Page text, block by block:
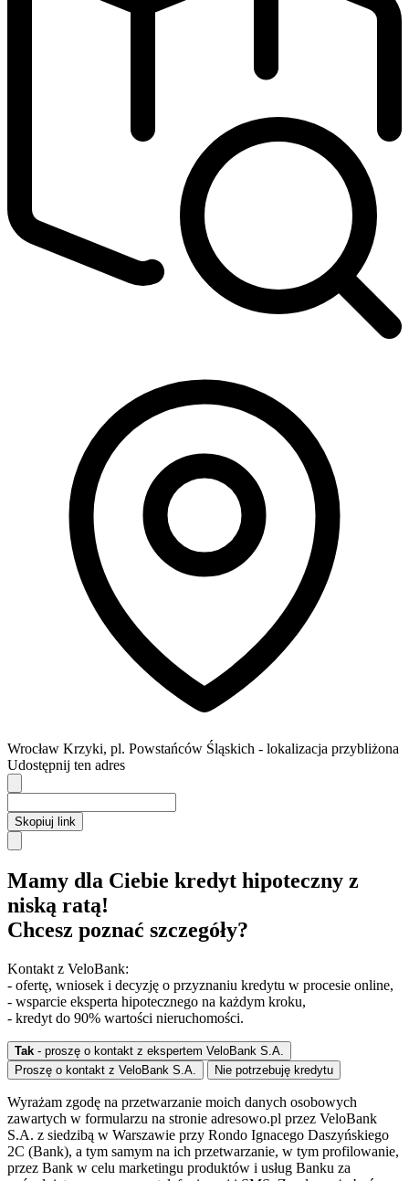
Wrocław Krzyki, pl. Powstańców Śląskich - lokalizacja przybliżona
Udostępnij ten adres
Skopiuj link
Mamy dla Ciebie kredyt hipoteczny z
niską ratą!
Chcesz poznać szczegóły?
Kontakt z VeloBank:
- ofertę, wniosek i decyzję o przyznaniu kredytu w procesie online,
- wsparcie eksperta hipotecznego na każdym kroku,
- kredyt do 90% wartości nieruchomości.
Tak - proszę o kontakt z ekspertem VeloBank S.A.
Proszę o kontakt z VeloBank S.A.
Nie potrzebuję kredytu
Wyrażam zgodę na przetwarzanie moich danych osobowych
zawartych w formularzu na stronie adresowo.pl przez VeloBank
S.A. z siedzibą w Warszawie przy Rondo Ignacego Daszyńskiego
2C (Bank), a tym samym na ich przetwarzanie, w tym profilowanie,
przez Bank w celu marketingu produktów i usług Banku za